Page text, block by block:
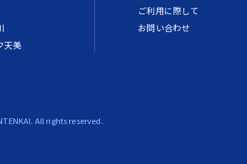
天美
ご利用に際して
お問い合わせ
All rights reserved.